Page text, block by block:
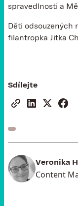
spravedlnosti a
Děti odsouzených
filantropka Jitka
Sdílejte
Veronika
Content